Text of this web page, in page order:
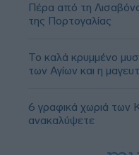
Πέρα από τη
της Πορτογαλίας
Το καλά κρυμμένο
των Αγίων και η
6 γραφικά χωριά των
ανακαλύψετε